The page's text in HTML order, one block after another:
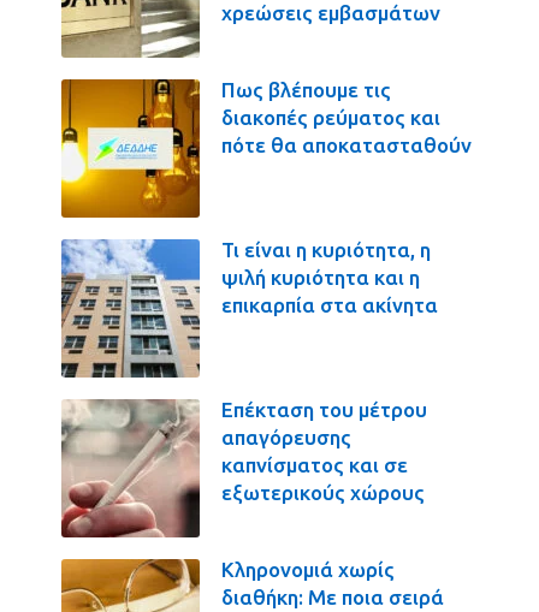
χρεώσεις εμβασμάτων
Πως βλέπουμε τις
διακοπές ρεύματος και
πότε θα αποκατασταθούν
Τι είναι η κυριότητα, η
ψιλή κυριότητα και η
επικαρπία στα ακίνητα
Επέκταση του μέτρου
απαγόρευσης
καπνίσματος και σε
εξωτερικούς χώρους
Κληρονομιά χωρίς
διαθήκη: Με ποια σειρά